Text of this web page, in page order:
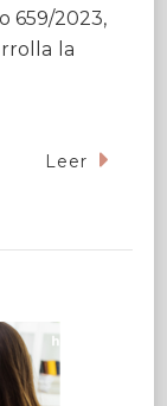
659/2023,
la
Leer